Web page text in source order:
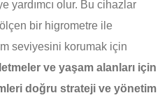
yardımcı olur. Bu cihazlar
bir higrometre ile
seviyesini korumak için
ve yaşam alanları için
doğru strateji ve yönetim